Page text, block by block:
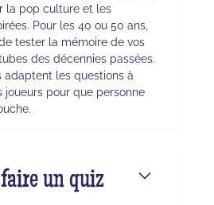
la pop culture et les
Pour les 40 ou 50 ans,
tester la mémoire de vos
des décennies passées.
adaptent les questions à
joueurs pour que personne
un quiz